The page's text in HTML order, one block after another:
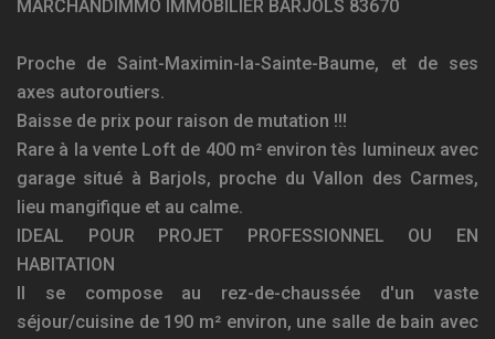
MARCHANDIMMO IMMOBILIER BARJOLS 83670
Proche de Saint-Maximin-la-Sainte-Baume, et de ses
axes autoroutiers.
Baisse de prix pour raison de mutation !!!
Rare à la vente Loft de 400 m² environ tès lumineux avec
garage situé à Barjols, proche du Vallon des Carmes,
lieu mangifique et au calme.
IDEAL POUR PROJET PROFESSIONNEL OU EN
HABITATION
Il se compose au rez-de-chaussée d'un vaste
séjour/cuisine de 190 m² environ, une salle de bain avec